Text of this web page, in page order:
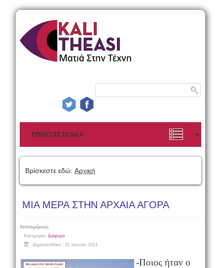
Βρίσκεστε εδώ: Αρχική
ΜΙΑ ΜΕΡΑ ΣΤΗΝ ΑΡΧΑΙΑ ΑΓΟΡΑ
Λεπτομέρειες
Κατηγορία: Διάφορα
Δημοσιεύθηκε : 01 Ιουνίου 2021
-Ποιος ήταν ο